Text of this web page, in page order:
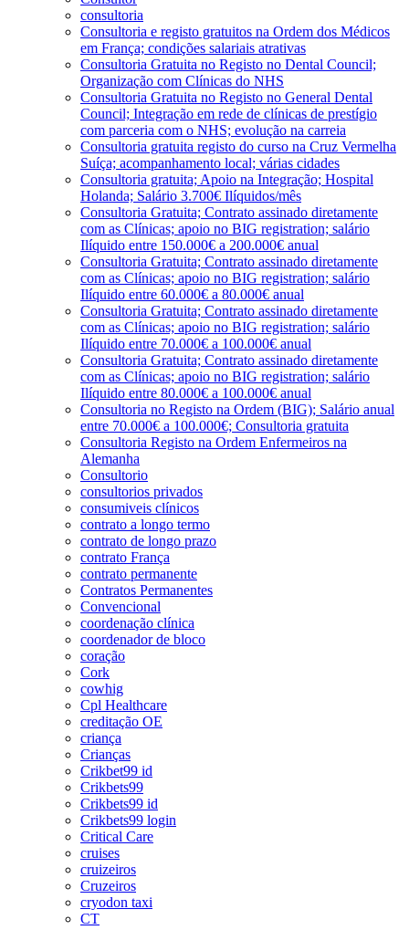
consultoria
Consultoria e registo gratuitos na Ordem dos Médicos
em França; condições salariais atrativas
Consultoria Gratuita no Registo no Dental Council;
Organização com Clínicas do NHS
Consultoria Gratuita no Registo no General Dental
Council; Integração em rede de clínicas de prestígio
com parceria com o NHS; evolução na carreia
Consultoria gratuita registo do curso na Cruz Vermelha
Suíça; acompanhamento local; várias cidades
Consultoria gratuita; Apoio na Integração; Hospital
Holanda; Salário 3.700€ Ilíquidos/mês
Consultoria Gratuita; Contrato assinado diretamente
com as Clínicas; apoio no BIG registration; salário
Ilíquido entre 150.000€ a 200.000€ anual
Consultoria Gratuita; Contrato assinado diretamente
com as Clínicas; apoio no BIG registration; salário
Ilíquido entre 60.000€ a 80.000€ anual
Consultoria Gratuita; Contrato assinado diretamente
com as Clínicas; apoio no BIG registration; salário
Ilíquido entre 70.000€ a 100.000€ anual
Consultoria Gratuita; Contrato assinado diretamente
com as Clínicas; apoio no BIG registration; salário
Ilíquido entre 80.000€ a 100.000€ anual
Consultoria no Registo na Ordem (BIG); Salário anual
entre 70.000€ a 100.000€; Consultoria gratuita
Consultoria Registo na Ordem Enfermeiros na
Alemanha
Consultorio
consultorios privados
consumiveis clínicos
contrato a longo termo
contrato de longo prazo
contrato França
contrato permanente
Contratos Permanentes
Convencional
coordenação clínica
coordenador de bloco
coração
Cork
cowhig
Cpl Healthcare
creditação OE
criança
Crianças
Crikbet99 id
Crikbets99
Crikbets99 id
Crikbets99 login
Critical Care
cruises
cruizeiros
Cruzeiros
cryodon taxi
CT